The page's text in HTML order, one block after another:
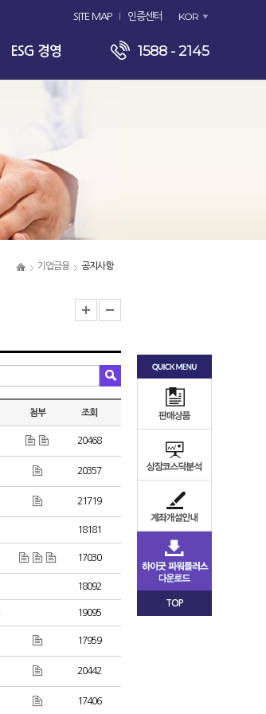
SITE MAP 인증센터 KOR
ESG 경영 1588 - 2145
기업금융 공지사항
첨부 조회
20468
20357
21719
18181
17030
18092
19095
17959
20442
17406
TOP